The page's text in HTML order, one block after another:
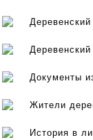
Документы
Жители
История в